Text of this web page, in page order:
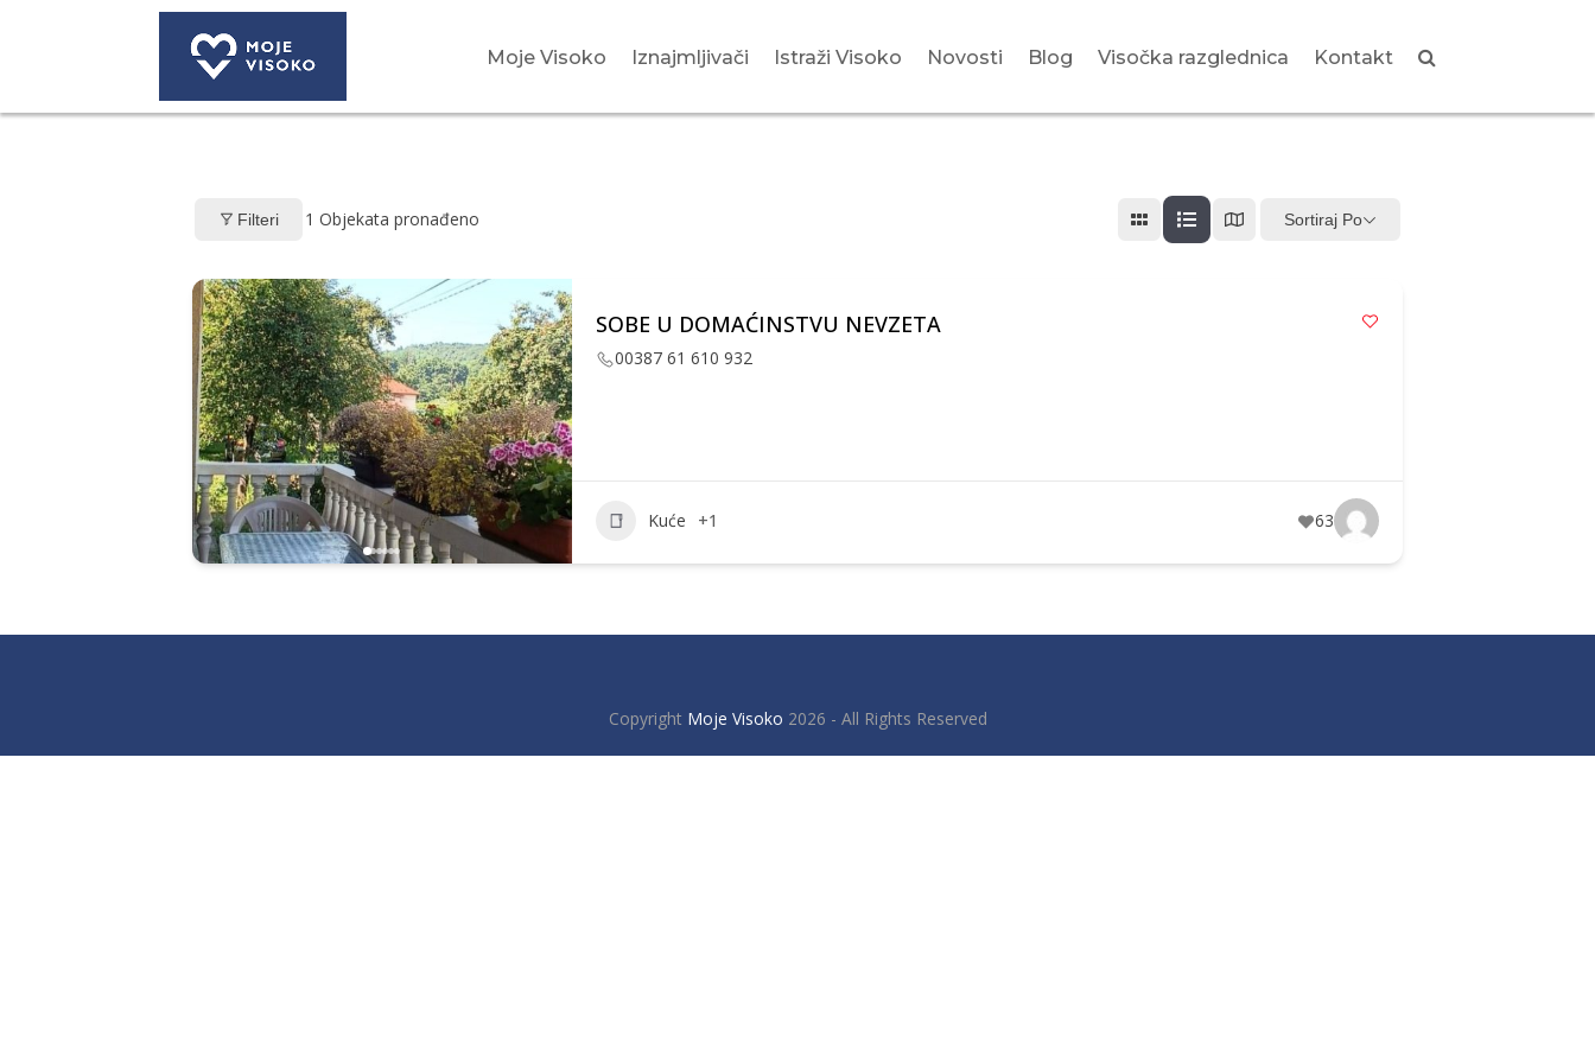
Moje Visoko Iznajmljivači Istraži Visoko Novosti Blog Visočka razglednica Kontakt
Filteri 1 Objekata pronađeno Sortiraj Po
SOBE U DOMAĆINSTVU NEVZETA
00387 61 610 932
Kuće +1 63
Copyright Moje Visoko 2026 - All Rights Reserved